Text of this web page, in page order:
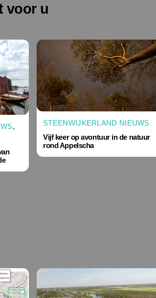
voor u
,
STEENWIJKERLAND NIEUWS
Vijf keer op avontuur in de natuur
rond Appelscha